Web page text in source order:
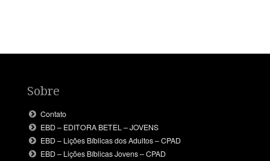
Sobre
Contato
EBD – EDITORA BETEL – JOVENS
EBD – Lições Bíblicas dos Adultos – CPAD
EBD – Lições Bíblicas Jovens – CPAD